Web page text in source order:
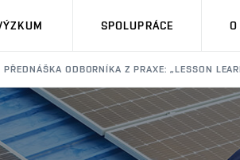
SPOLUPRÁCE
PŘEDNÁŠKA ODBORNÍKA Z PRAXE: „LESSON